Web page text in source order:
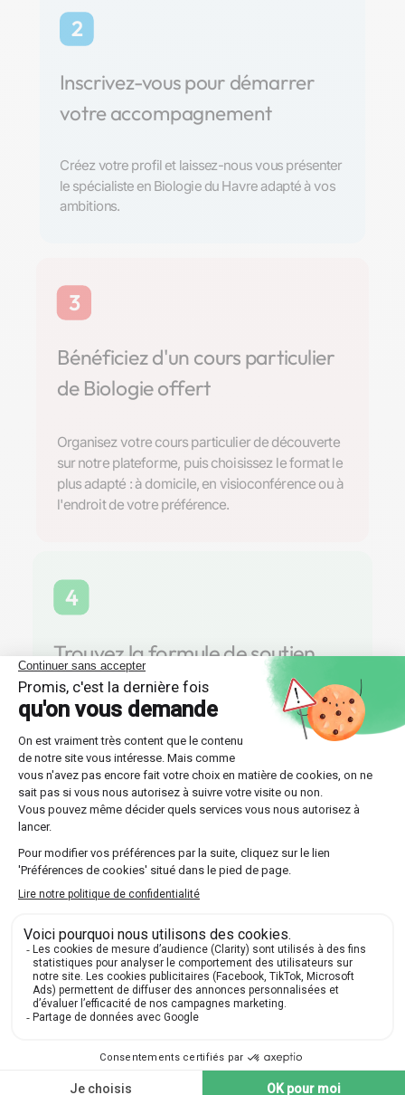
2
Inscrivez-vous pour démarrer
votre accompagnement
Créez votre profil et laissez-nous vous présenter
le spécialiste en Biologie du Havre adapté à vos
ambitions.
3
Bénéficiez d'un cours particulier
de Biologie offert
Organisez votre cours particulier de découverte
sur notre plateforme, puis choisissez le format le
plus adapté : à domicile, en visioconférence ou à
l'endroit de votre préférence.
4
Trouvez la formule de soutien
scolaire parfaite
Optez pour l'une des multiples formules offertes
par Les Sherpas, que ce soit un suivi continu sur
toute l'année ou un stage intensif plus court.
Découvrir nos professeurs
Réponses aux questions
posées par nos futurs élèves
🔍